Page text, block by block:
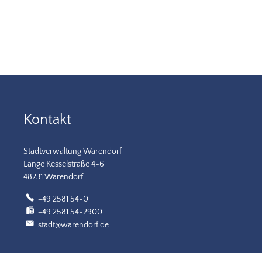
Kontakt
Stadtverwaltung Warendorf
Lange Kesselstraße 4-6
48231 Warendorf
+49 2581 54-0
+49 2581 54-2900
stadt@warendorf.de